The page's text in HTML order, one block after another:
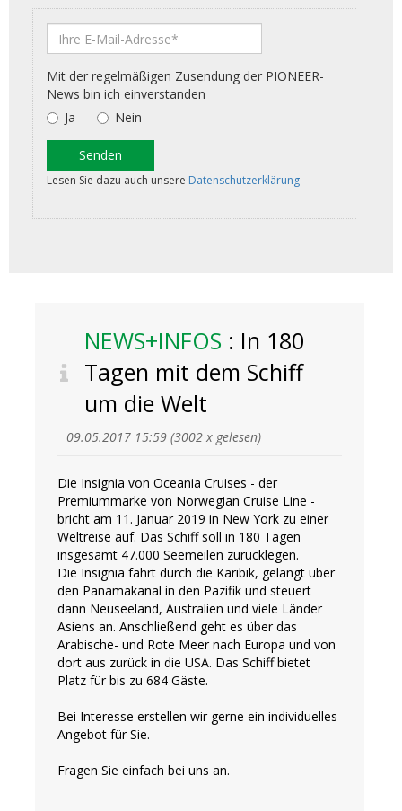
NEWS+INFOS : In 180
Tagen mit dem Schiff
um die Welt
09.05.2017 15:59(3002 x gelesen)
Die Insignia von Oceania Cruises - der
Premiummarke von Norwegian Cruise Line -
bricht am 11. Januar 2019 in New York zu einer
Weltreise auf. Das Schiff soll in 180 Tagen
insgesamt 47.000 Seemeilen zurücklegen.
Die Insignia fährt durch die Karibik, gelangt über
den Panamakanal in den Pazifik und steuert
dann Neuseeland, Australien und viele Länder
Asiens an. Anschließend geht es über das
Arabische- und Rote Meer nach Europa und von
dort aus zurück in die USA. Das Schiff bietet
Platz für bis zu 684 Gäste.
Bei Interesse erstellen wir gerne ein individuelles
Angebot für Sie.
Fragen Sie einfach bei uns an.